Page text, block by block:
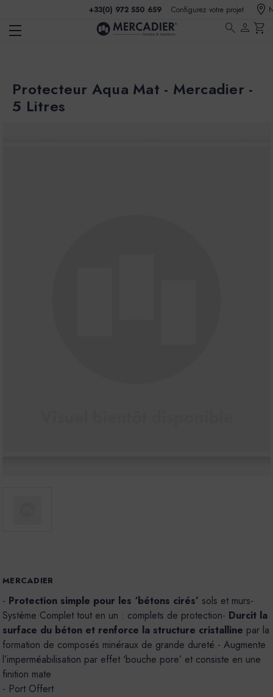
+33(0) 972 550 659 Configurez votre projet
search person shopping_cart
Protecteur Aqua Mat - Mercadier -
5 Litres
MERCADIER
- Protection simple pour les ‘bétons cirés’ sols et murs-
Système Complet tout en un : complets de protection- Durcit la
surface du béton et renforce la structure cristalline par la
formation de composés minéraux de grande dureté.- Augmente
l’imperméabilisation par effet ‘bouche pore’ et consiste en une
finition mate
- Port Offert